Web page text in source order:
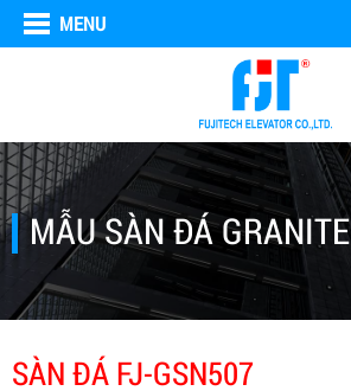
MENU
MẪU SÀN ĐÁ GRANITE
SÀN ĐÁ FJ-GSN507